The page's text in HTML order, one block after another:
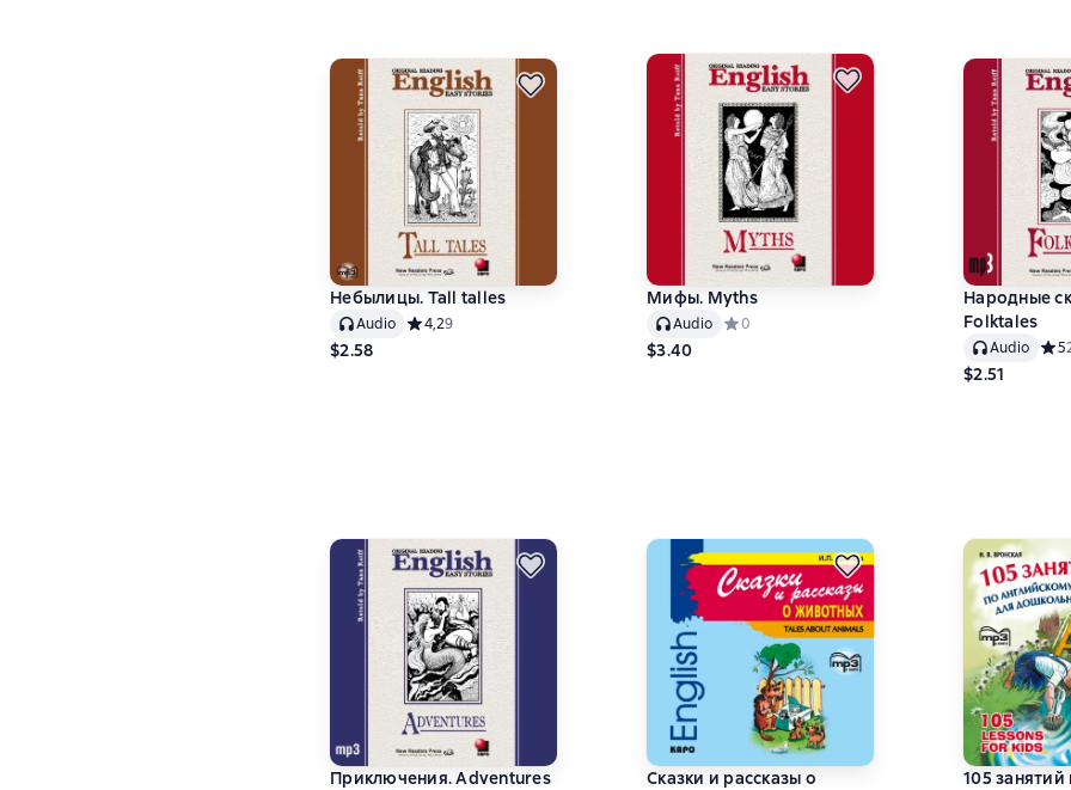
Небылицы. Tall talles
Audio Средний рейтинг 4,2 на основе 9 оценок
4,29
$2.58
Мифы. Myths
Audio Средний рейтинг 0 на основе 0 оценок
0
$3.40
Народные
Folktales
Audio 5
$2.51
Приключения. Adventures
Сказки и рассказы о
105 занятий